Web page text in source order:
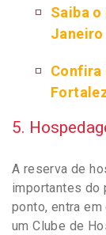
Saiba
Janeiro
Confira
5.
A reserva de
importantes do
ponto, entra
um Clube de